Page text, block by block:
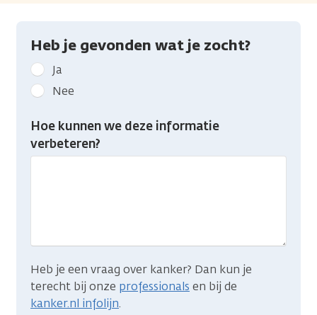
Heb je gevonden wat je zocht?
Geef
kanker.nl
feedback:
Heb
gevonden
Ja
Nee
Hoe kunnen we deze informatie
verbeteren?
Heb je een vraag over kanker? Dan kun je
terecht bij onze professionals en bij de
kanker.nl infolijn.